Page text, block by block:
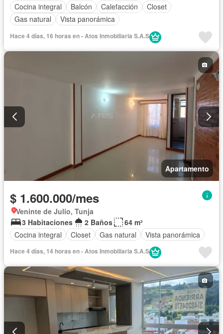
Cocina integral
Balcón Calefacción
Closet
Gas natural
Vista panorámica
Hace 4 días, 16 horas en - Atos Inmobiliaria S.A.S
Apartamento
$ 1.600.000/mes
Veninte de Julio, Tunja
3 Habitaciones
2 Baños
64 m²
Cocina integral
Closet Gas natural Vista panorámica
Hace 4 días, 14 horas en - Atos Inmobiliaria S.A.S